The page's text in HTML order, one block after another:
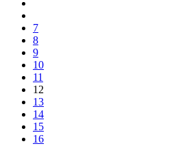
7
8
9
10
11
12
13
14
15
16